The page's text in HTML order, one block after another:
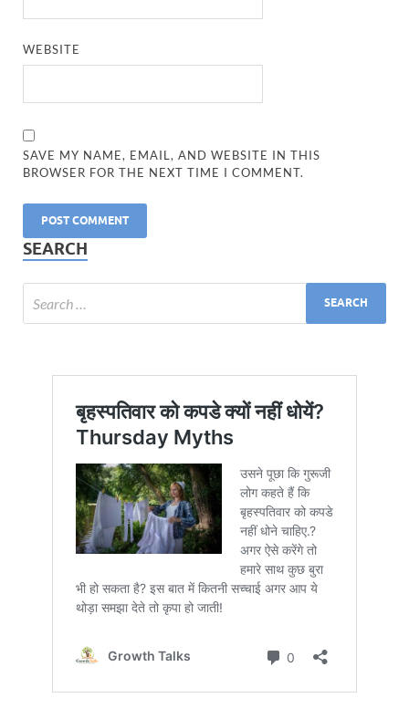
WEBSITE
SAVE MY NAME, EMAIL, AND WEBSITE IN THIS
BROWSER FOR THE NEXT TIME I COMMENT.
SEARCH